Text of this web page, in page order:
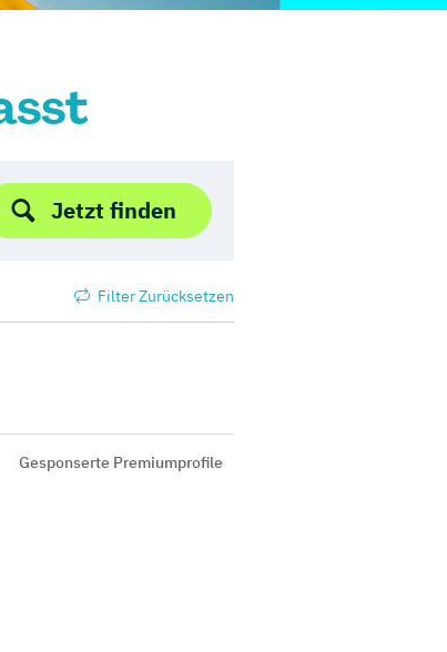
Jetzt finden
Filter Zurücksetzen
Gesponserte Premiumprofile